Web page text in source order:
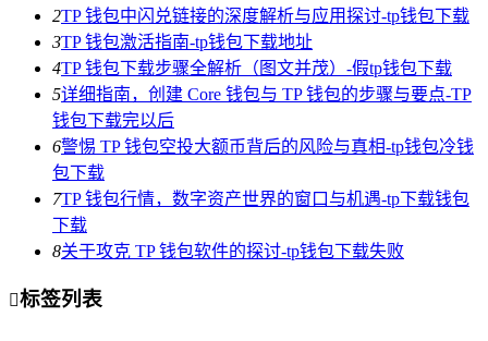
2TP 钱包中闪兑链接的深度解析与应用探讨-tp钱包下载
3TP 钱包激活指南-tp钱包下载地址
4TP 钱包下载步骤全解析（图文并茂）-假tp钱包下载
5详细指南，创建 Core 钱包与 TP 钱包的步骤与要点-TP
钱包下载完以后
6警惕 TP 钱包空投大额币背后的风险与真相-tp钱包冷钱
包下载
7TP 钱包行情，数字资产世界的窗口与机遇-tp下载钱包
下载
8关于攻克 TP 钱包软件的探讨-tp钱包下载失败
标签列表